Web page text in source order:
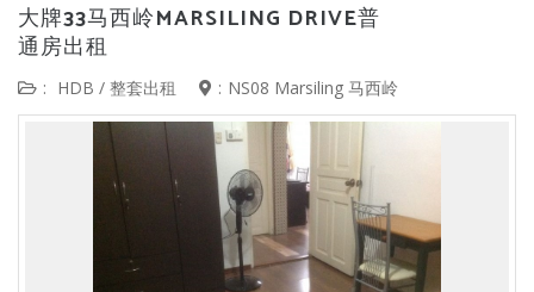
大牌33马西岭MARSILING DRIVE普
通房出租
: HDB / 整套出租 : NS08 Marsiling 马西岭